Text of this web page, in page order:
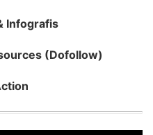
Infografis
(Dofollow)